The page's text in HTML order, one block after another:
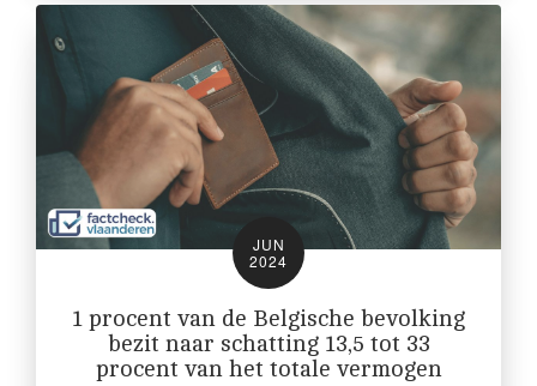
JUN
2024
1 procent van de Belgische bevolking
bezit naar schatting 13,5 tot 33
procent van het totale vermogen